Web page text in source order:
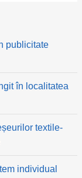
publicitate
în localitatea
textile-
individual